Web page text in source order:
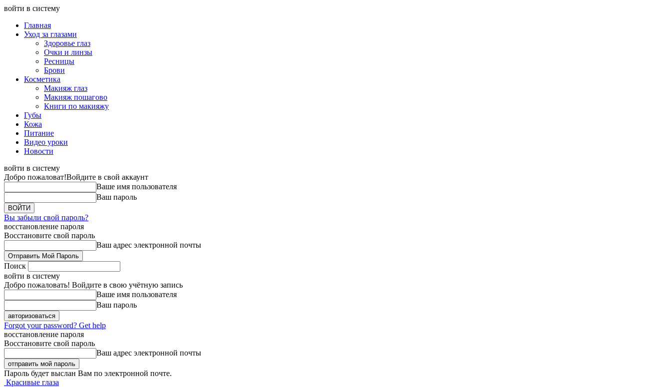
войти в систему
Главная
Уход за глазами
Здоровье глаз
Очки и линзы
Ресницы
Брови
Косметика
Макияж глаз
Макияж пошагово
Книги по макияжу
Губы
Кожа
Питание
Видео уроки
Новости
войти в систему
Добро пожаловат!Войдите в свой аккаунт
Ваше имя пользователя
Ваш пароль
Вы забыли свой пароль?
восстановление пароля
Восстановите свой пароль
Ваш адрес электронной почты
Поиск
войти в систему
Добро пожаловать! Войдите в свою учётную запись
Ваше имя пользователя
Ваш пароль
Forgot your password? Get help
восстановление пароля
Восстановите свой пароль
Ваш адрес электронной почты
Пароль будет выслан Вам по электронной почте.
Красивые глаза